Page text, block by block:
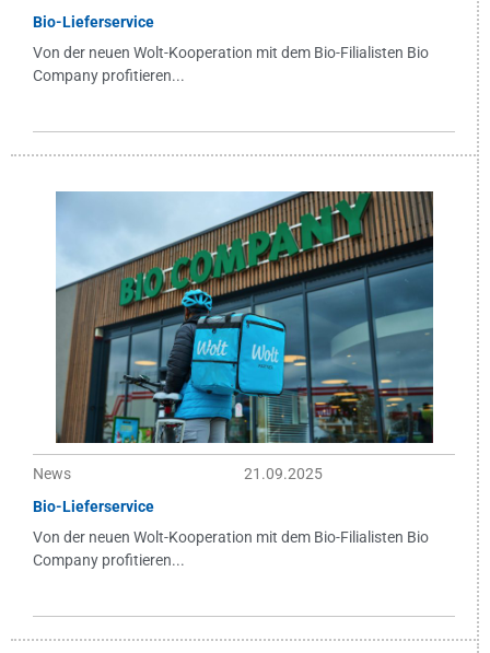
Bio-Lieferservice
Von der neuen Wolt-Kooperation mit dem Bio-Filialisten Bio
Company profitieren...
News
21.09.2025
Bio-Lieferservice
Von der neuen Wolt-Kooperation mit dem Bio-Filialisten Bio
Company profitieren...